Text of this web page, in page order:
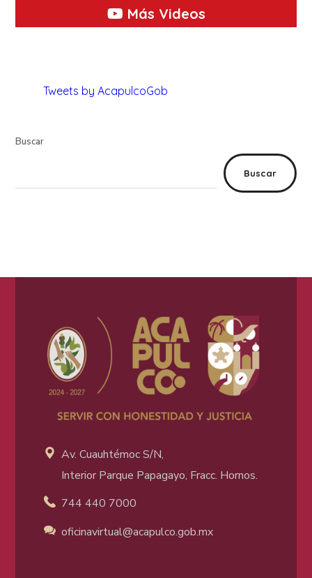
Más Videos
Tweets by AcapulcoGob
Buscar
Buscar
Av. Cuauhtémoc S/N,
Interior Parque Papagayo, Fracc. Hornos.
744 440 7000
oficinavirtual@acapulco.gob.mx